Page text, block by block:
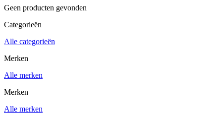
Geen producten gevonden
Categorieën
Alle categorieën
Merken
Alle merken
Merken
Alle merken